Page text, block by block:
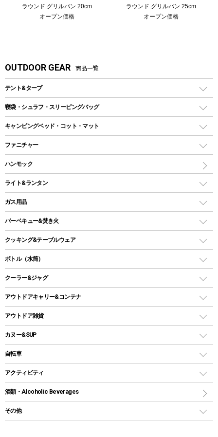
ラウンド グリルパン 20cm
オープン価格
ラウンド グリルパン 25cm
オープン価格
OUTDOOR GEAR 商品一覧
テント&タープ
テント
ツールームテント
ワンポールテント
シェルターテント
ロッジ型・オリジナルテント
タープ
スクエアタープ（レクタタープ）
メッシュタープ
自立式タープ
パラソル
テントアクセサリー
ペグ
グランドシート
ガイドロープ
ツール
寝袋・シュラフ・スリーピングバッグ
レクタングラー型（封筒型）シュラフ
インナーシュラフ
キャンピングベッド・コット・マット
キャンピングベッド・コット
インフレータブルマット
ファニチャー
アウトドアテーブル
レジャーシート
ハンモック
ライト&ランタン
LEDランタン
ガスランタン
オイルランタン
LEDライト
ヘッドライト
キャンドル
ガス用品
ガスバーナー
ガス缶
ガストーチ、ライター
バーベキュー&焚き火
バーベキューコンロ、グリル
焚き火台タイプ（ロースタイル）グリル
卓上タイプグリル
パーティータイプグリル
鉄板、アミ
焚き火台&ストーブ
火起こし
バーベキューツール
クッキング&テーブルウェア
ダッチオーブン
ホットサンドメーカー
クッカーセット
シェラカップ
クッキングツール
ナイフ
カトラリー
ボトル（水筒）
ステンレスボトル
コップ付きタイプ
ワンタッチタイプ
プラスチックボトル
ディズニーボトル
クーラー&ジャグ
クーラーボックス
クーラーバッグ
ウォータージャグ
保冷剤
アウトドアキャリー&コンテナ
アウトドアキャリー
アウトドア雑貨
バックパック&バッグ
リュック、バックパック
トートバッグ、サコッシュ
ショッピングキャリー
その他アウトドア雑貨
カヌー&SUP
インフレータブル
カヤック
パドル
自転車
折りたたみ自転車
スポーツサイクル
シティサイクル
アクティビティ
マリン
ラッシュガード
酒類・Alcoholic Beverages
その他